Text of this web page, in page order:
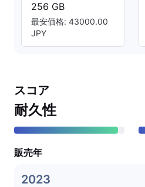
256 GB
最安価格: 43000.00
JPY
スコア
耐久性
販売年
2023